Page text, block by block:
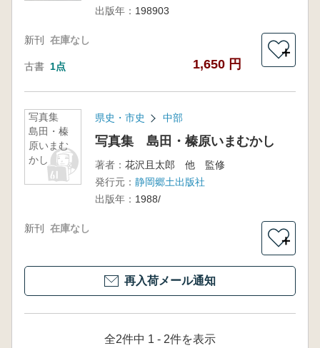
出版年： 198903
新刊 在庫なし
古書 1点 1,650 円
＋
写真集
島田・榛
原いまむ
かし
県史・市史 中部
写真集 島田・榛原いまむかし
著者： 花沢且太郎 他 監修
発行元： 静岡郷土出版社
出版年： 1988/
新刊 在庫なし
＋
再入荷メール通知
全2件中 1 - 2件を表示